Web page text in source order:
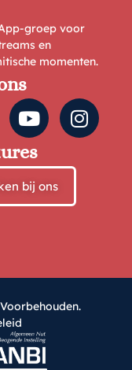
groep voor
en
momenten.
bij ons